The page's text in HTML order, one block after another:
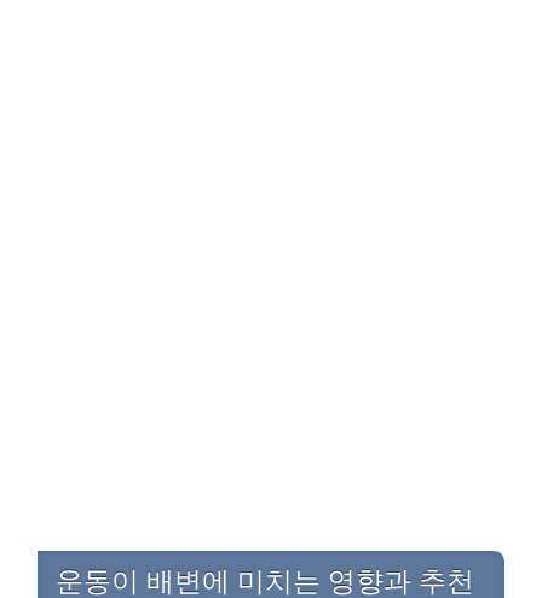
운동이 배변에 미치는 영향과 추천